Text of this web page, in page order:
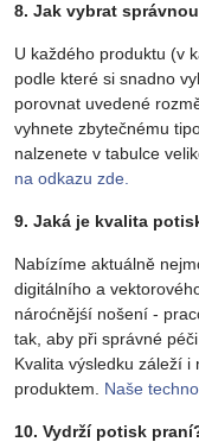
8. Jak vybrat
U každého produktu (v
podle které si snadno
porovnat uvedené
vyhnete zbytečnému
nalzenete v tabulce
na odkazu zde.
9. Jaká je kvalita
Nabízíme aktuálně
digitálního a
nároćnějśí nošení -
tak, aby při správné
Kvalita výsledku záleží
produktem. Naše
10. Vydrží potisk